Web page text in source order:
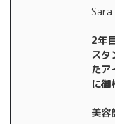
2年
スタ
たア
に御
美容